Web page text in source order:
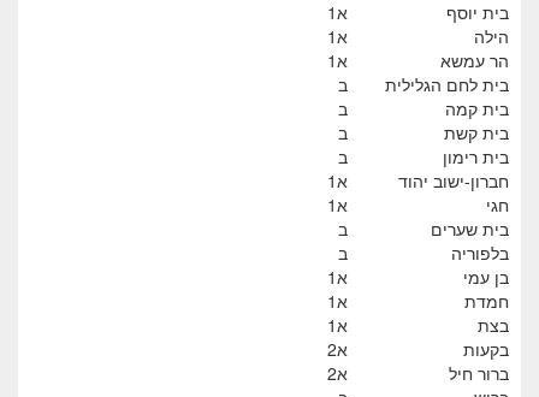
בית יוסף
א1
הילה
א1
הר עמשא
א1
בית לחם הגלילית
ב
בית קמה
ב
בית קשת
ב
בית רימון
ב
חברון-ישוב יהוד
א1
חגי
א1
בית שערים
ב
בלפוריה
ב
בן עמי
א1
חמדת
א1
בצת
א1
בקעות
א2
ברור חיל
א2